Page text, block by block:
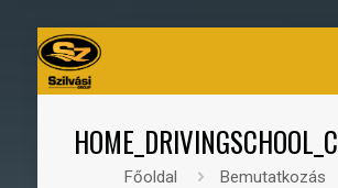
Főoldal
Bemutatkozás